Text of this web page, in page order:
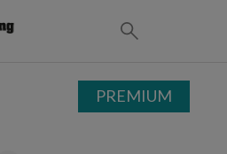
PREMIUM